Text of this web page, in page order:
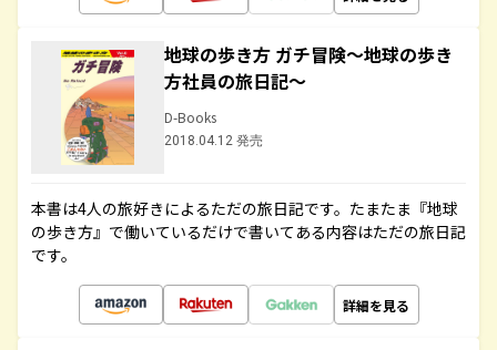
地球の歩き方 ガチ冒険～地球の歩き
方社員の旅日記～
D-Books
2018.04.12 発売
本書は4人の旅好きによるただの旅日記です。たまたま『地球
の歩き方』で働いているだけで書いてある内容はただの旅日記
です。
詳細を見る